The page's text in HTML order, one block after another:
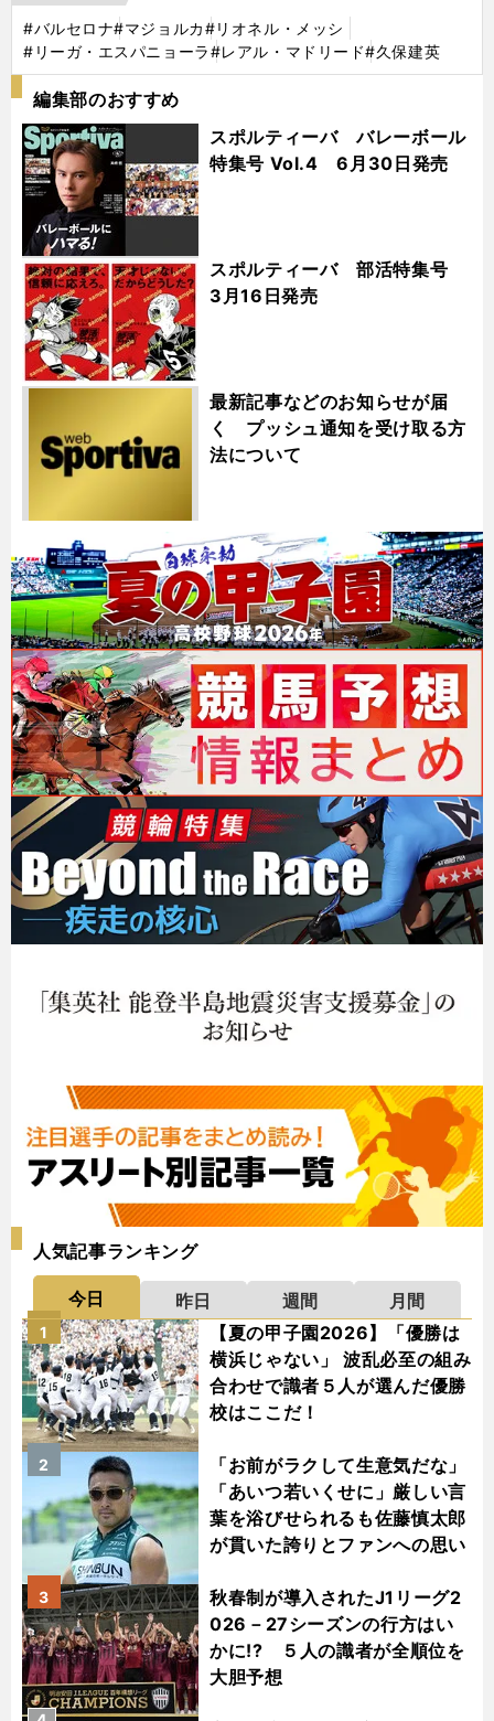
#バルセロナ#マジョルカ#リオネル・メッシ
#リーガ・エスパニョーラ#レアル・マドリード#久保建英
編集部のおすすめ
スポルティーバ バレーボール
特集号 Vol.4 6月30日発売
スポルティーバ 部活特集号
3月16日発売
最新記事などのお知らせが届
く プッシュ通知を受け取る方
法について
人気記事ランキング
今日 昨日 週間
月間
【夏の甲子園2026】「優勝は
横浜じゃない」 波乱必至の組み
合わせで識者５人が選んだ優勝
校はここだ！
1
「お前がラクして生意気だな」
「あいつ若いくせに」厳しい言
葉を浴びせられるも佐藤慎太郎
が貫いた誇りとファンへの思い
2
秋春制が導入されたJ1リーグ2
026－27シーズンの行方はい
かに!? ５人の識者が全順位を
大胆予想
3